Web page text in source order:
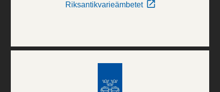
Riksantikvarieämbetet